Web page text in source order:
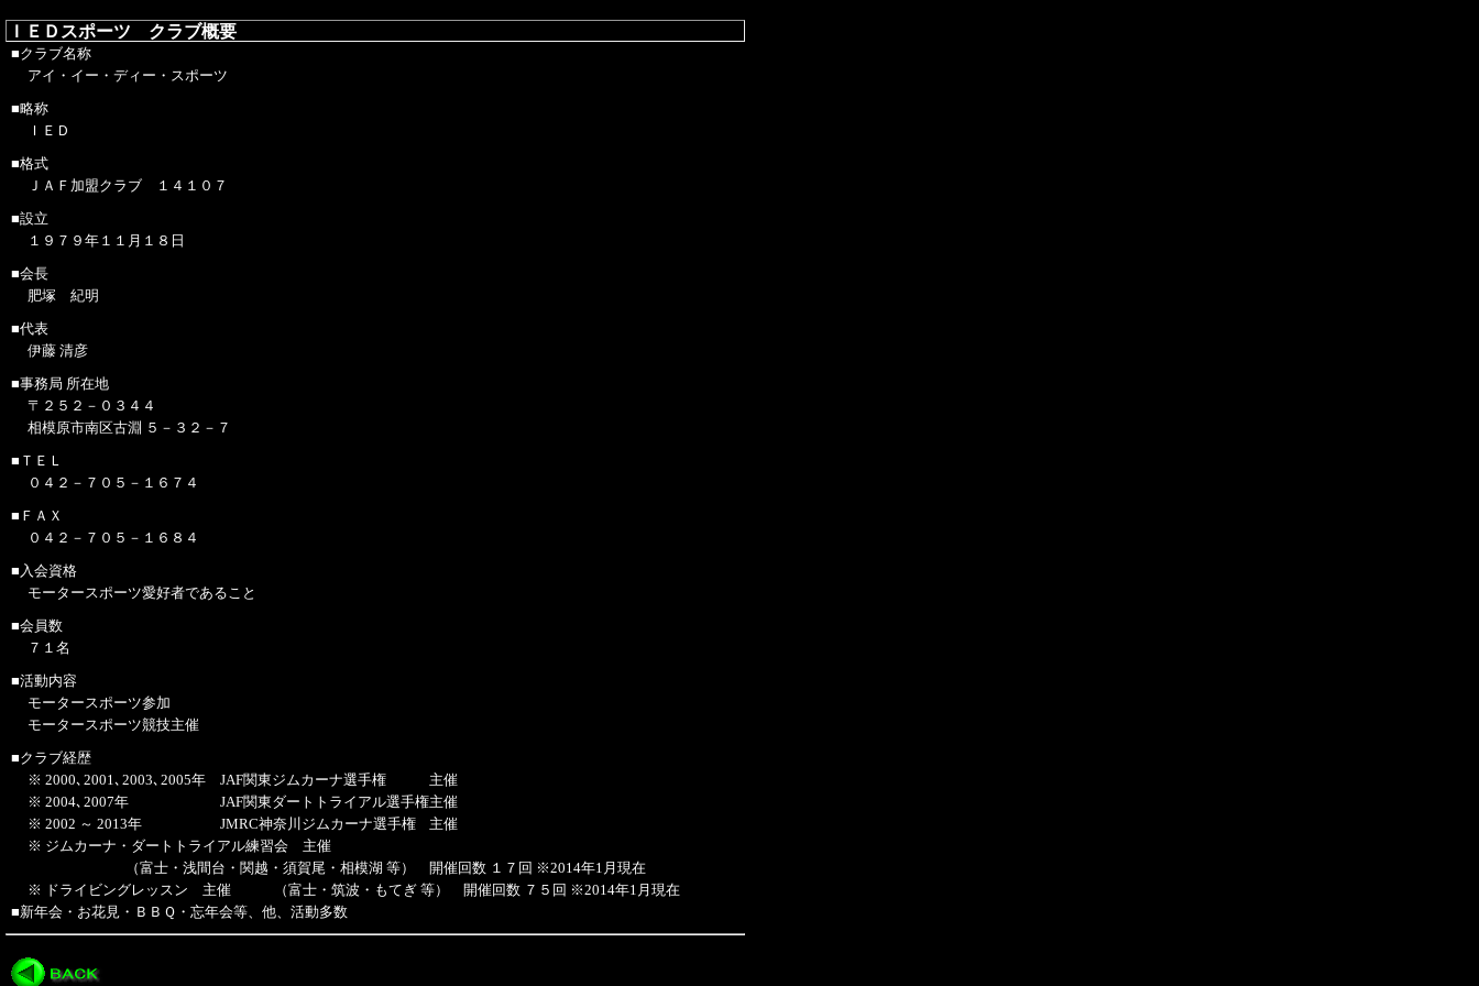
ＩＥＤスポーツ クラブ概要
■クラブ名称
アイ・イー・ディー・スポーツ
■略称
ＩＥＤ
■格式
ＪＡＦ加盟クラブ １４１０７
■設立
１９７９年１１月１８日
■会長
肥塚 紀明
■代表
伊藤 清彦
■事務局 所在地
〒２５２－０３４４
相模原市南区古淵 ５－３２－７
■ＴＥＬ
０４２－７０５－１６７４
■ＦＡＸ
０４２－７０５－１６８４
■入会資格
モータースポーツ愛好者であること
■会員数
７１名
■活動内容
モータースポーツ参加
モータースポーツ競技主催
■クラブ経歴
※ 2000､2001､2003､2005年
JAF関東ジムカーナ選手権
主催
※ 2004､2007年
JAF関東ダートトライアル選手権主催
※ 2002 ～ 2013年
JMRC神奈川ジムカーナ選手権
主催
※ ジムカーナ・ダートトライアル練習会 主催
（富士・浅間台・関越・須賀尾・相模湖 等） 開催回数 １７回 ※2014年1月現在
※ ドライビングレッスン 主催 （富士・筑波・もてぎ 等） 開催回数 ７５回 ※2014年1月現在
■新年会・お花見・ＢＢＱ・忘年会等、他、活動多数